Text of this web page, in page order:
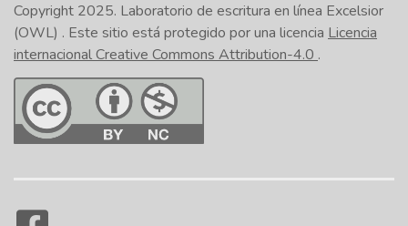
Copyright 2025. Laboratorio de escritura en línea Excelsior
(OWL) . Este sitio está protegido por una licencia Licencia
internacional Creative Commons Attribution-4.0 .